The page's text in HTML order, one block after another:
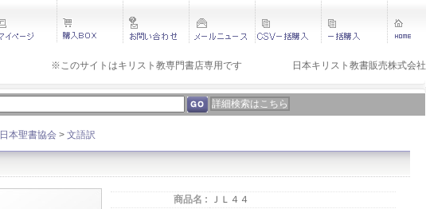
※このサイトはキリスト教専門書店専用です 日本キリスト教書販売株式会社
詳細検索はこちら
日本聖書協会 > 文語訳
商品名 :
ＪＬ４４